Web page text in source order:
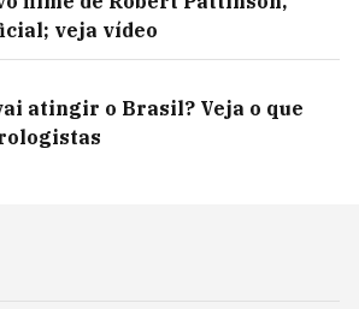
veja vídeo
atingir o Brasil? Veja o que